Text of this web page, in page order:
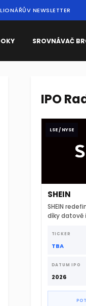
NEWSLETTER
SROVNÁVAČ
IPO
LSE / NYSE
SHEIN
SHEIN
díky datově
TICKER
TBA
DATUM IPO
2026